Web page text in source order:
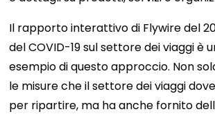
Il rapporto interattivo di Flywire del
del COVID-19 sul settore dei viaggi è
esempio di questo approccio. Non
le misure che il settore dei viaggi
per ripartire, ma ha anche fornito